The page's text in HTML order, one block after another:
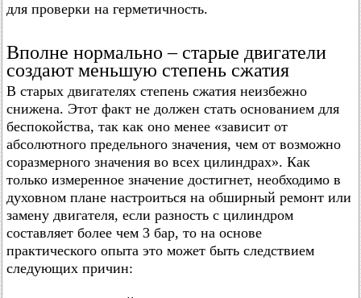
для проверки на герметичность.
Вполне нормально – старые двигатели
создают меньшую степень сжатия
В старых двигателях степень сжатия неизбежно
снижена. Этот факт не должен стать основанием для
беспокойства, так как оно менее «зависит от
абсолютного предельного значения, чем от возможно
соразмерного значения во всех цилиндрах». Как
только измеренное значение достигнет, необходимо в
духовном плане настроиться на обширный ремонт или
замену двигателя, если разность с цилиндром
составляет более чем 3 бар, то на основе
практического опыта это может быть следствием
следующих причин: